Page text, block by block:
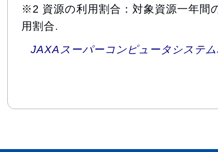
※2 資源の利用割合：対象資源一年間
用割合.
JAXAスーパーコンピュータシステ